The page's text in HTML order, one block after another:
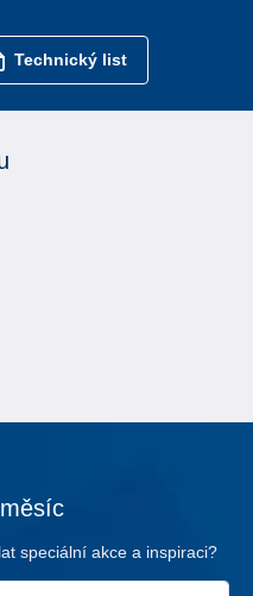
Technický list
speciální akce a inspiraci?